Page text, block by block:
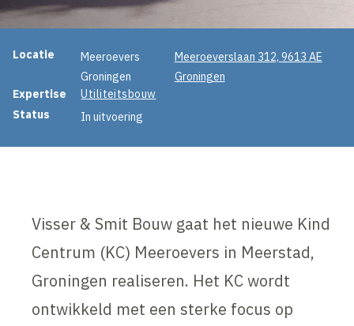
Projectinformatie
Locatie
Meeroevers
Groningen
Meeroeverslaan 312, 9613 AE
Groningen
Expertise
Utiliteitsbouw
Status
In uitvoering
Visser & Smit Bouw gaat het nieuwe Kind
Centrum (KC) Meeroevers in Meerstad,
Groningen realiseren. Het KC wordt
ontwikkeld met een sterke focus op